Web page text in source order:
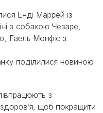
Енді Маррей із
з собакою Чезаре,
Гаель Монфіс з
поділилися новиною
з
щоб покращити